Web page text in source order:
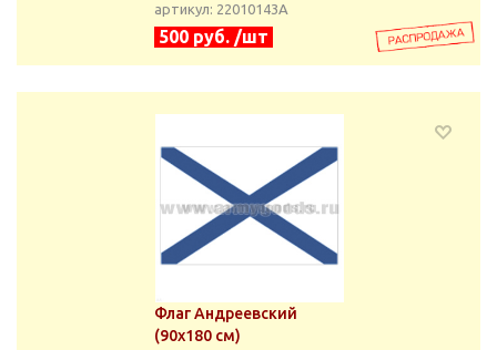
артикул: 22010143А
500 руб. /шт
Флаг Андреевский
(90х180 см)